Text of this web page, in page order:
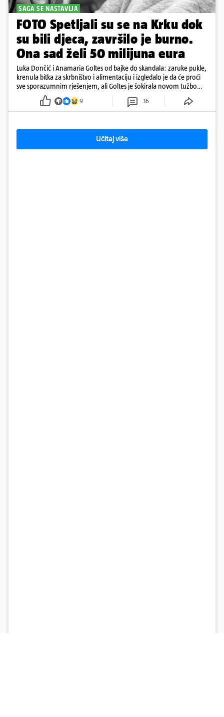
SAGA SE NASTAVLJA
FOTO Spetljali su se na Krku dok
su bili djeca, završilo je burno.
Ona sad želi 50 milijuna eura
Luka Dončić i Anamaria Goltes od bajke do skandala: zaruke pukle,
krenula bitka za skrbništvo i alimentaciju i izgledalo je da će proći
sve sporazumnim rješenjem, ali Goltes je šokirala novom tužbom
u Sloveniji
9 36
Učitaj više